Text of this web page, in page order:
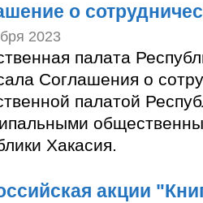
о
2023
палата
Соглашения о
палатой
Хакасия.
акции